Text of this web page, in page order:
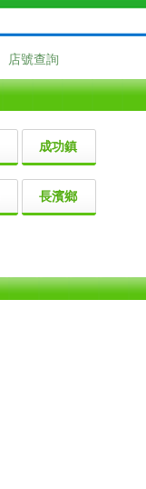
店號查詢
成功鎮
長濱鄉